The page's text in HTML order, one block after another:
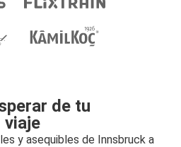
de tu
viaje
y asequibles de Innsbruck a